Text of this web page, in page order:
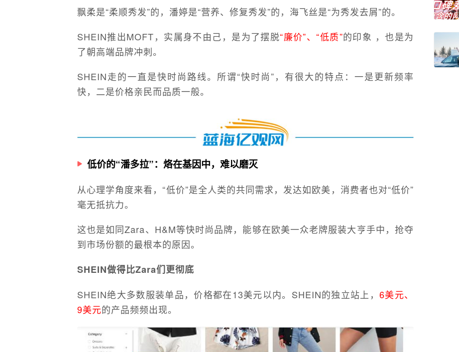
飘柔是“柔顺秀发”的，潘婷是“营养、修复秀发”的，海飞丝是“为秀发去屑”的。
SHEIN推出MOFT，实属身不由己，是为了摆脱“廉价”、“低质”的印象 ，也是为
了朝高端品牌冲刺。
SHEIN走的一直是快时尚路线。所谓“快时尚”，有很大的特点：一是更新频率
快，二是价格亲民而品质一般。
低价的“潘多拉”：烙在基因中，难以磨灭
从心理学角度来看，“低价”是全人类的共同需求，发达如欧美，消费者也对“低价”
毫无抵抗力。
这也是如同Zara、H&M等快时尚品牌，能够在欧美一众老牌服装大亨手中，抢夺
到市场份额的最根本的原因。
SHEIN做得比Zara们更彻底
SHEIN绝大多数服装单品，价格都在13美元以内。SHEIN的独立站上， 6美元、
9美元的产品频频出现。